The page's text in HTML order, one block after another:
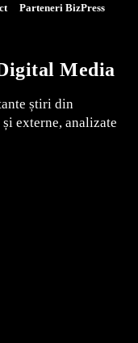
Parteneri BizPress
Media
știri din
externe, analizate